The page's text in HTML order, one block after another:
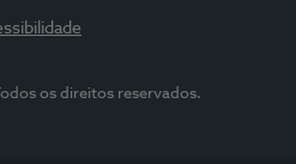
os direitos reservados.